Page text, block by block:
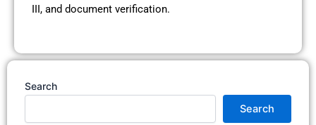
III, and document verification.
Search
Search